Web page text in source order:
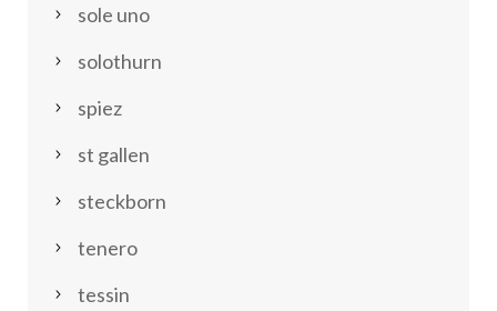
sole uno
solothurn
spiez
st gallen
steckborn
tenero
tessin